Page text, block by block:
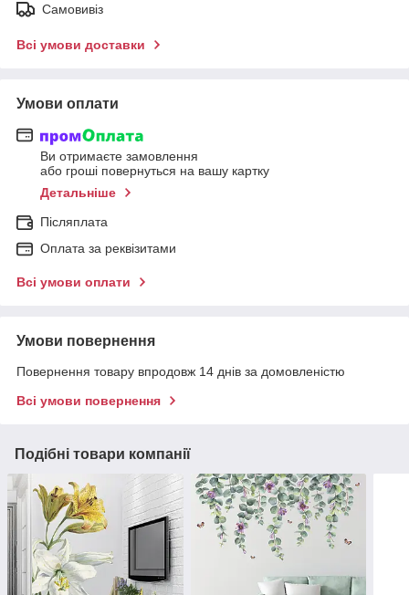
Самовивіз
Всі умови доставки
Умови оплати
Ви отримаєте замовлення
або гроші повернуться на вашу картку
Детальніше
Післяплата
Оплата за реквізитами
Всі умови оплати
Умови повернення
Повернення товару впродовж 14 днів за домовленістю
Всі умови повернення
Подібні товари компанії